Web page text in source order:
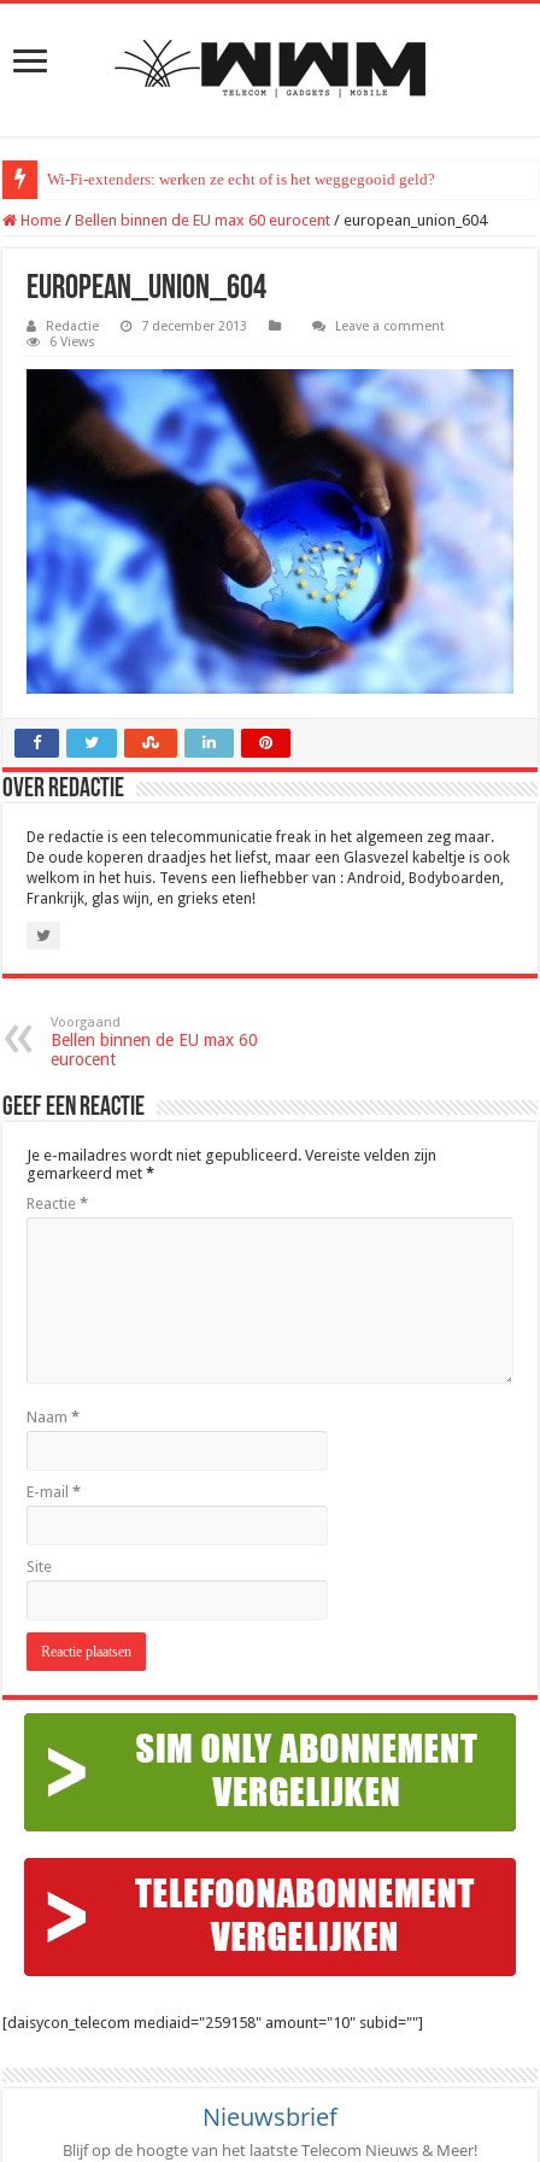
Wi-Fi-extenders: werken ze echt of is het weggegooid geld?
Home / Bellen binnen de EU max 60 eurocent / european_union_604
european_union_604
Redactie 7 december 2013
Leave a comment
6 Views
Over Redactie
De redactie is een telecommunicatie freak in het algemeen zeg maar.
De oude koperen draadjes het liefst, maar een Glasvezel kabeltje is ook
welkom in het huis. Tevens een liefhebber van : Android, Bodyboarden,
Frankrijk, glas wijn, en grieks eten!
Voorgaand
Bellen binnen de EU max 60
eurocent
Geef een reactie
Je e-mailadres wordt niet gepubliceerd. Vereiste velden zijn
gemarkeerd met*
Reactie*
Naam*
E-mail*
Site
[daisycon_telecom mediaid="259158" amount="10" subid=""]
Nieuwsbrief
Blijf op de hoogte van het laatste Telecom Nieuws & Meer!